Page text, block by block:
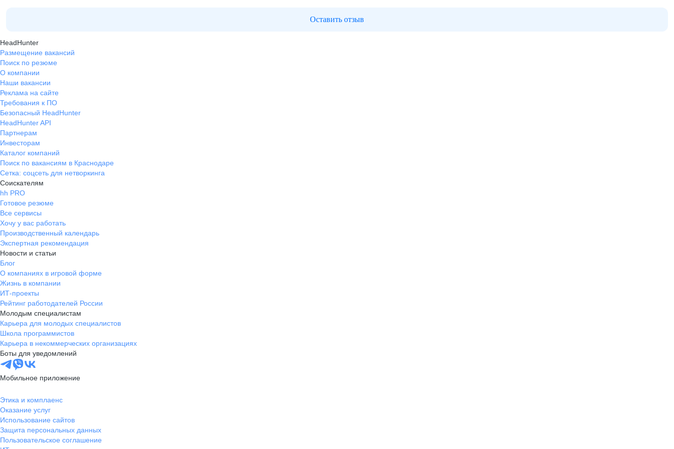
Оставить отзыв
HeadHunter
Размещение вакансий
Поиск по резюме
О компании
Наши вакансии
Реклама на сайте
Требования к ПО
Безопасный HeadHunter
HeadHunter API
Партнерам
Инвесторам
Каталог компаний
Поиск по вакансиям в Краснодаре
Сетка: соцсеть для нетворкинга
Соискателям
hh PRO
Готовое резюме
Все сервисы
Хочу у вас работать
Производственный календарь
Экспертная рекомендация
Новости и статьи
Блог
О компаниях в игровой форме
Жизнь в компании
ИТ-проекты
Рейтинг работодателей России
Молодым специалистам
Карьера для молодых специалистов
Школа программистов
Карьера в некоммерческих организациях
Боты для уведомлений
Мобильное приложение
Этика и комплаенс
Оказание услуг
Использование сайтов
Защита персональных данных
Пользовательское соглашение